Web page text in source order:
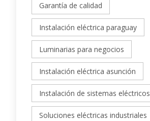
Garantía de calidad
Instalación eléctrica paraguay
Luminarias para negocios
Instalación eléctrica asunción
Instalación de sistemas eléctricos
Soluciones eléctricas industriales